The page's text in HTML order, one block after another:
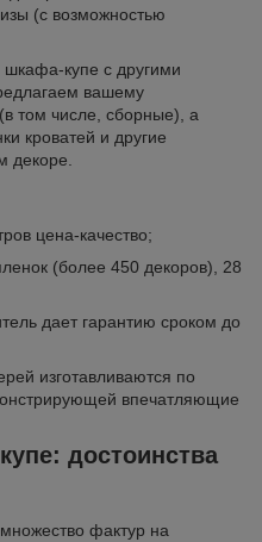
(с возможностью
шкафа-купе с другими
вашему
том числе, сборные), а
кроватей и другие
декоре.
цена-качество;
(более 450 декоров), 28
дает гарантию сроком до
изготавливаются по
впечатляющие
достоинства
фактур на